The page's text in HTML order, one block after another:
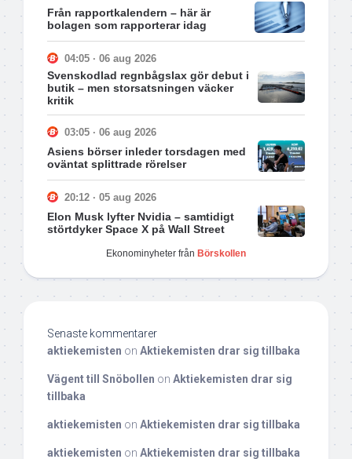
Från rapportkalendern – här är
bolagen som rapporterar idag
04:05 · 06 aug 2026
Svenskodlad regnbågslax gör debut i
butik – men storsatsningen väcker
kritik
03:05 · 06 aug 2026
Asiens börser inleder torsdagen med
oväntat splittrade rörelser
20:12 · 05 aug 2026
Elon Musk lyfter Nvidia – samtidigt
störtdyker Space X på Wall Street
Ekonominyheter från Börskollen
Senaste kommentarer
aktiekemisten on Aktiekemisten drar sig tillbaka
Vägent till Snöbollen on Aktiekemisten drar sig
tillbaka
aktiekemisten on Aktiekemisten drar sig tillbaka
aktiekemisten on Aktiekemisten drar sig tillbaka